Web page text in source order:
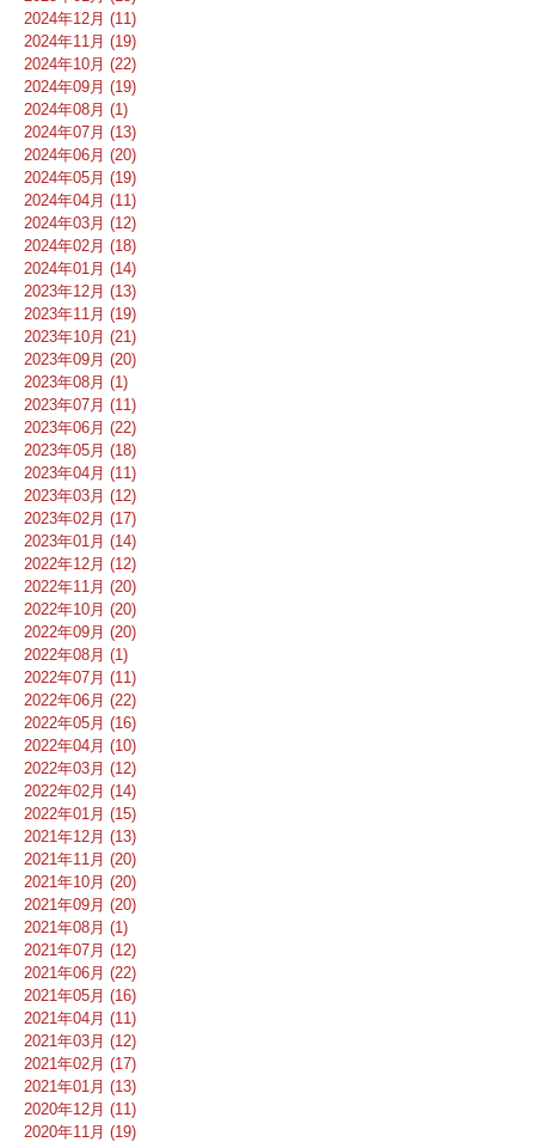
2024年12月 (11)
2024年11月 (19)
2024年10月 (22)
2024年09月 (19)
2024年08月 (1)
2024年07月 (13)
2024年06月 (20)
2024年05月 (19)
2024年04月 (11)
2024年03月 (12)
2024年02月 (18)
2024年01月 (14)
2023年12月 (13)
2023年11月 (19)
2023年10月 (21)
2023年09月 (20)
2023年08月 (1)
2023年07月 (11)
2023年06月 (22)
2023年05月 (18)
2023年04月 (11)
2023年03月 (12)
2023年02月 (17)
2023年01月 (14)
2022年12月 (12)
2022年11月 (20)
2022年10月 (20)
2022年09月 (20)
2022年08月 (1)
2022年07月 (11)
2022年06月 (22)
2022年05月 (16)
2022年04月 (10)
2022年03月 (12)
2022年02月 (14)
2022年01月 (15)
2021年12月 (13)
2021年11月 (20)
2021年10月 (20)
2021年09月 (20)
2021年08月 (1)
2021年07月 (12)
2021年06月 (22)
2021年05月 (16)
2021年04月 (11)
2021年03月 (12)
2021年02月 (17)
2021年01月 (13)
2020年12月 (11)
2020年11月 (19)